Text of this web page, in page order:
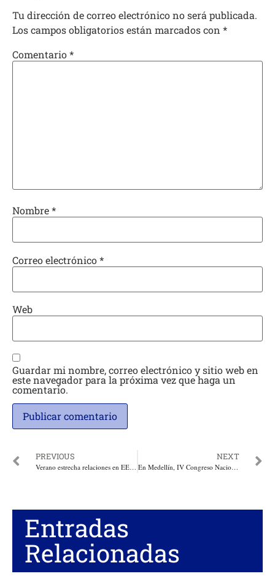
Tu dirección de correo electrónico no será publicada.
Los campos obligatorios están marcados con *
Comentario*
Nombre*
Correo electrónico*
Web
Guardar mi nombre, correo electrónico y sitio web en
este navegador para la próxima vez que haga un
comentario.
PREVIOUS
Verano estrecha relaciones en EEUU para industria offshore en Atlántico
NEXT
En Medellín, IV Congreso Nacional de Insolvencia Económica
Entradas
Relacionadas